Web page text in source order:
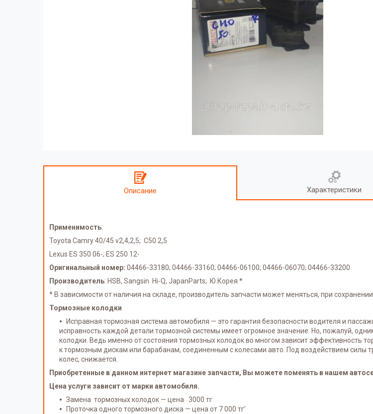
Описание Характеристики
Применимость:
Toyota Camry 40/45 v2,4,2,5; C50 2,5
Lexus ES 350 06-; ES 250 12-
Оригинальный номер: 04466-33180; 04466-33160; 04466-06100; 04466-06070; 04466-33200
Производитель: HSB, Sangsin Hi-Q, JapanParts; Ю.Корея *
* В зависимости от наличия на складе, производитель запчасти может меняться, при
Тормозные колодки
Исправная тормозная система автомобиля — это гарантия безопасности водителя и
исправность каждой детали тормозной системы имеет огромное значение. Но, пожалуй,
колодки. Ведь именно от состояния тормозных колодок во многом зависит эффективность
к тормозным дискам или барабанам, соединенным с колесами авто. Под воздействием силы
колес, снижается.
Приобретенные в данном интернет магазине запчасти, Вы можете поменять в нашем
Цена услуги зависит от марки автомобиля.
Замена тормозных колодок — цена 3000 тг
Проточка одного тормозного диска — цена от 7 000 тг'